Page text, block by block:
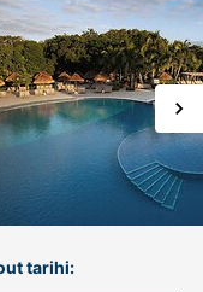
tarihi: